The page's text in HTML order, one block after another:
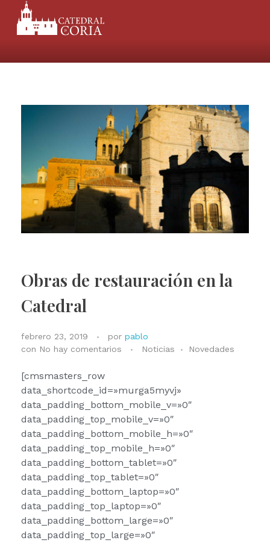
Obras de restauración en la
Catedral
febrero 23, 2019 por pablo
con No hay comentarios Noticias Novedades
[cmsmasters_row
data_shortcode_id=»murga5myvj»
data_padding_bottom_mobile_v=»0″
data_padding_top_mobile_v=»0″
data_padding_bottom_mobile_h=»0″
data_padding_top_mobile_h=»0″
data_padding_bottom_tablet=»0″
data_padding_top_tablet=»0″
data_padding_bottom_laptop=»0″
data_padding_top_laptop=»0″
data_padding_bottom_large=»0″
data_padding_top_large=»0″